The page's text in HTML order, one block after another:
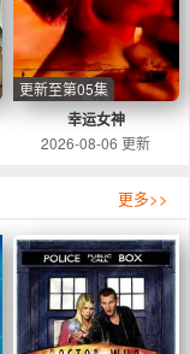
幸运女神
更新至第05集
2026-08-06 更新
更多>>